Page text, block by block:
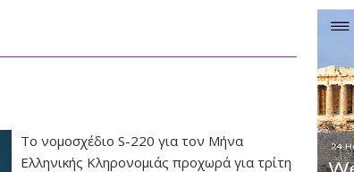
Το νομοσχέδιο S-220 για τον Μήνα
Ελληνικής Κληρονομιάς προχωρά για τρίτη